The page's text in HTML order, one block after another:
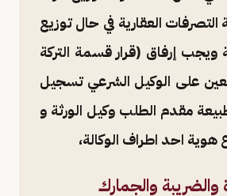
العقارية في حال توزيع
ويجب إرفاق (قرار قسمة التركة
على الوكيل الشرعي تسجيل
طبيعة مقدم الطلب وكيل الورثة و
احد اطراف الوكالة،
والضريبة والجمارك